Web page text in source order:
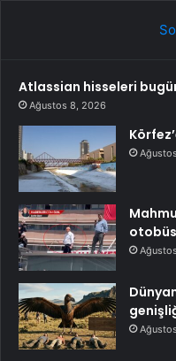
Atlassian hisseleri
Ağustos 8, 2026